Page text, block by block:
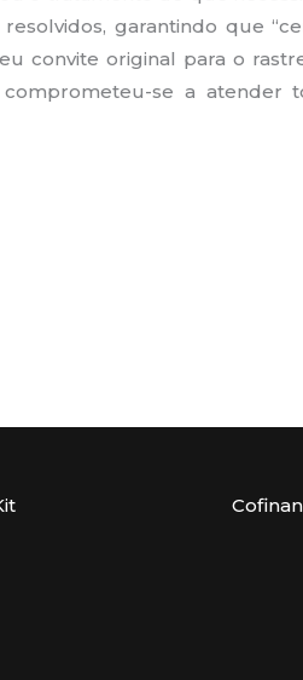
garantindo que
convite original para o
se a atender